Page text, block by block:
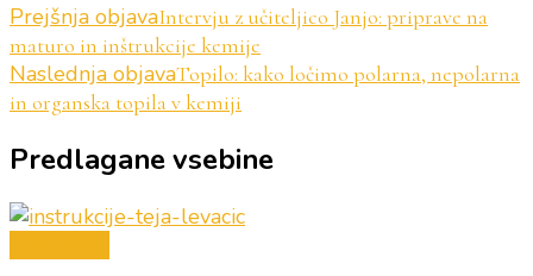
Navigacija
objav
Prejšnja objavaIntervju z učiteljico Janjo: priprave na
maturo in inštrukcije kemije
Naslednja objavaTopilo: kako ločimo polarna, nepolarna
in organska topila v kemiji
Predlagane vsebine